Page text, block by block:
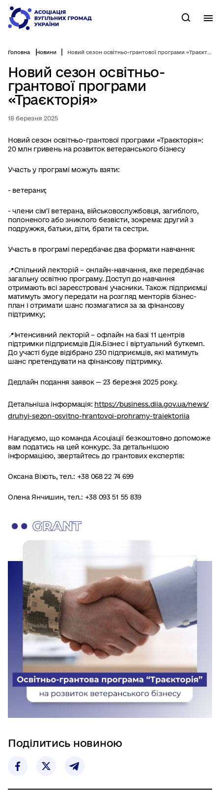
Перейти
до
основного
Пошук
Головна Новини Новий сезон освітньо-грантової програми «Траєкторія»
Новий сезон освітньо-
грантової програми
«Траєкторія»
18 березня 2025
Новий сезон освітньо-грантової програми «Траєкторія»:
20 млн гривень на розвиток ветеранського бізнесу
Участь у програмі можуть взяти:
- ветерани;
- члени сім'ї ветерана, військовослужбовця, загиблого,
полоненого або зниклого безвісти, зокрема: другий з
подружжя, батьки, діти, брати та сестри.
Участь в програмі передбачає два формати навчання:
📍Спільний лекторій – онлайн-навчання, яке передбачає
загальну освітню програму. Доступ до навчання
отримають всі зареєстровані учасники. Також підприємці
матимуть змогу передати на розгляд менторів бізнес-
план і отримати шанс позмагатися за за фінансову
підтримку;
📍Інтенсивний лекторій – офлайн на базі 11 центрів
підтримки підприємців Дія.Бізнес і віртуальний буткемп.
До участі буде відібрано 230 підприємців, які матимуть
шанс претендувати на фінансову підтримку.
Дедлайн подання заявок — 23 березня 2025 року.
Детальніша інформація: https://business.diia.gov.ua/news/
druhyi-sezon-osvitno-hrantovoi-prohramy-traiektoriia
Нагадуємо, що команда Асоціації безкоштовно допоможе
вам податись на цей конкурс. За детальнішою
інформацією, звертайтесь до грантових експертів:
Оксана Віхоть, тел.: +38 068 22 74 699
Олена Янчишин, тел.: +38 093 51 55 839
Поділитись новиною